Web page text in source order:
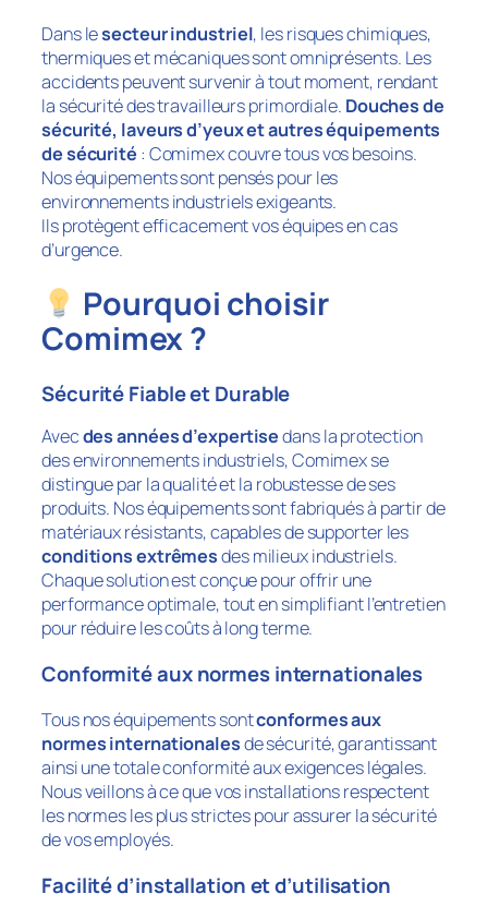
Dans lesecteur industriel, les risques chimiques,
thermiques et mécaniques sont omniprésents. Les
accidents peuvent survenir à tout moment, rendant
la sécurité des travailleurs primordiale. Douches de
sécurité, laveurs d’yeux et autres équipements
de sécurité : Comimexcouvre tous vos besoins.
Nos équipements sont pensés pour les
environnements industriels exigeants.
Ils protègent efficacement vos équipes en cas
d’urgence.
Pourquoi choisir
Comimex?
Sécurité Fiable et Durable
Avecdes années d’expertisedans la protection
des environnements industriels,Comimexse
distingue par la qualité et la robustesse de ses
produits. Nos équipements sont fabriqués à partir de
matériaux résistants, capables de supporter les
conditions extrêmesdes milieux industriels.
Chaque solution est conçue pour offrir une
performance optimale, tout en simplifiant l’entretien
pour réduire les coûts à long terme.
Conformité aux normes internationales
Tous nos équipements sontconformes aux
normes internationalesde sécurité, garantissant
ainsi une totale conformité aux exigences légales.
Nous veillons à ce que vos installations respectent
les normes les plus strictes pour assurer la sécurité
de vos employés.
Facilité d’installation et d’utilisation